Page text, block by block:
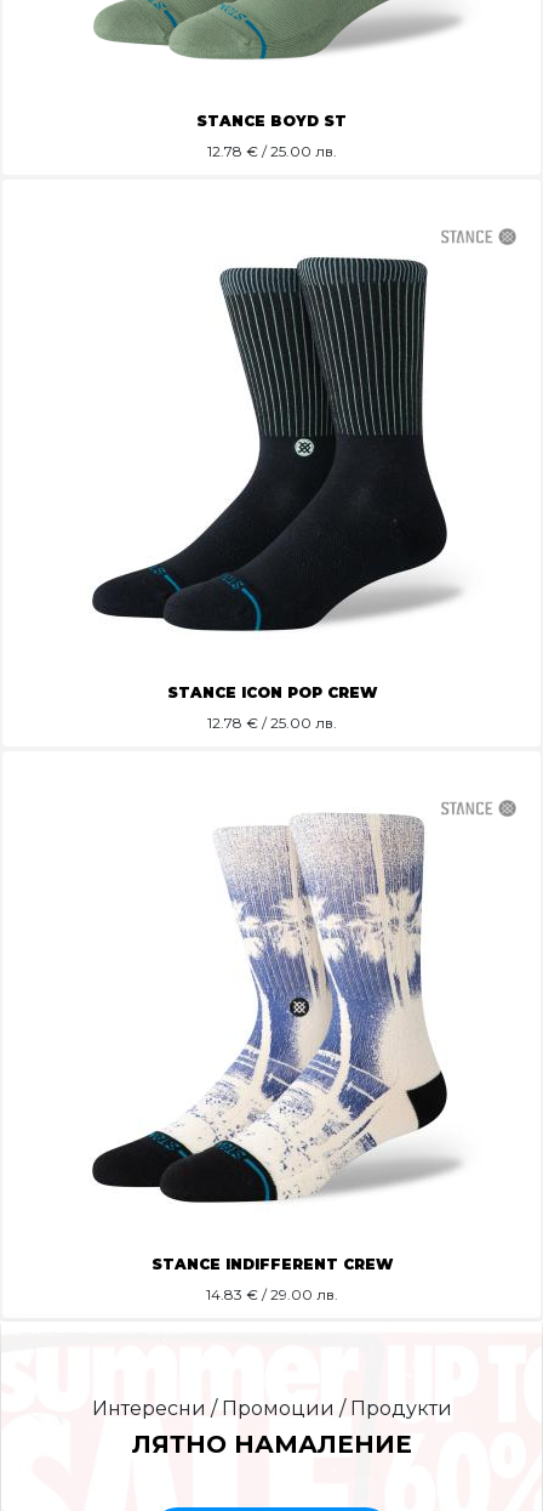
STANCE BOYD ST
12.78 € / 25.00 лв.
STANCE ICON POP CREW
12.78 € / 25.00 лв.
STANCE INDIFFERENT CREW
14.83 € / 29.00 лв.
Интересни / Промоции / Продукти
ЛЯТНО НАМАЛЕНИЕ